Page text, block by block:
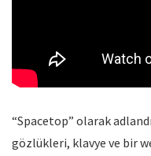
“Spacetop” olarak
gözlükleri, klavye ve bir